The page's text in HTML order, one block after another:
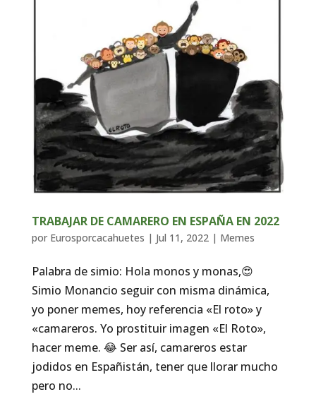
TRABAJAR DE CAMARERO EN ESPAÑA EN 2022
por Eurosporcacahuetes | Jul 11, 2022| Memes
Palabra de simio: Hola monos y monas,😍
Simio Monancio seguir con misma dinámica,
yo poner memes, hoy referencia «El roto» y
«camareros. Yo prostituir imagen «El Roto»,
hacer meme. 😂 Ser así, camareros estar
jodidos en Españistán, tener que llorar mucho
pero no...